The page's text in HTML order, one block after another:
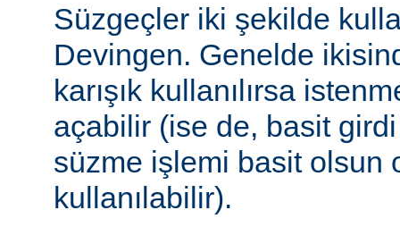
Süzgeçler iki şekilde
Devingen. Genelde
karışık kullanılırsa
açabilir (ise de, basit girdi
süzme işlemi basit olsun
kullanılabilir).